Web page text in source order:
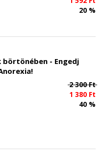
20 %
börtönében - Engedj
2 300Ft
1 380 Ft
40 %